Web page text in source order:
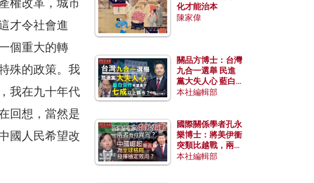
才令社會進
個重大的轉
殊的政策。我
我在九十年代
回想，當然是
國人民希望改
化才能治本
陳家偉
關品方博士：台灣
九合一選舉 民進
黨大失人心 藍白
合作有望拿下七成
本社編輯部
國際關係學者孔永
樂博士：將美伊衝
突類比越戰，兩者
有何異同？中國崛
本社編輯部